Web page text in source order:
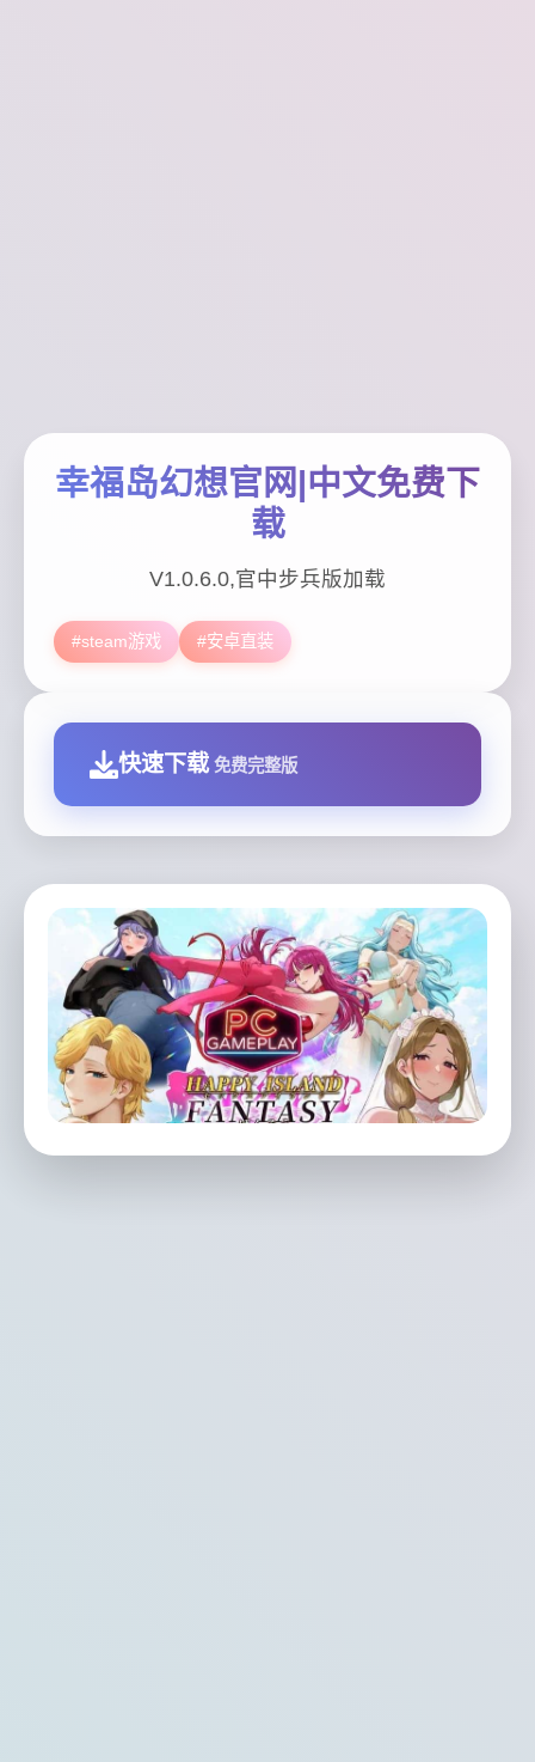
幸福岛幻想官网|中文免费下
载
V1.0.6.0,官中步兵版加载
#steam游戏 #安卓直装
快速下载 免费完整版